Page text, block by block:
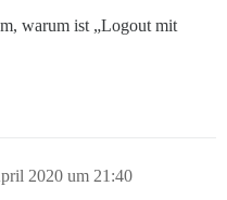
warum ist „Logout mit
2020 um 21:40